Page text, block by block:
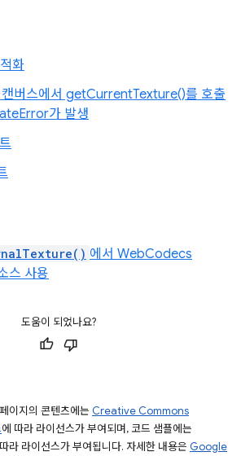
화
캔버스에서 getCurrentTexture()를 호출
가 발생
에서 WebCodecs
스 사용
도움이 되었나요?
이지의 콘텐츠에는 Creative Commons
에 따라 라이선스가 부여되며, 코드 샘플에는
라 라이선스가 부여됩니다. 자세한 내용은 Google